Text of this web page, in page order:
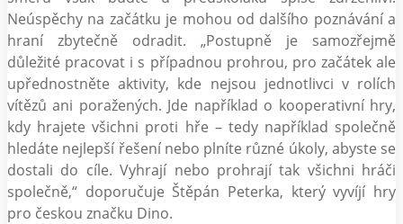
Neúspěchy na začátku je mohou od dalšího poznávání a
hraní zbytečně odradit. „Postupně je samozřejmě
důležité pracovat i s případnou prohrou, pro začátek ale
upřednostněte aktivity, kde nejsou jednotlivci v rolích
vítězů ani poražených. Jde například o kooperativní hry,
kdy hrajete všichni proti hře – tedy například společně
hledáte nejlepší řešení nebo plníte různé úkoly, abyste se
dostali do cíle. Vyhrají nebo prohrají tak všichni hráči
společně,“ doporučuje Štěpán Peterka, který vyvíjí hry
pro českou značku Dino.